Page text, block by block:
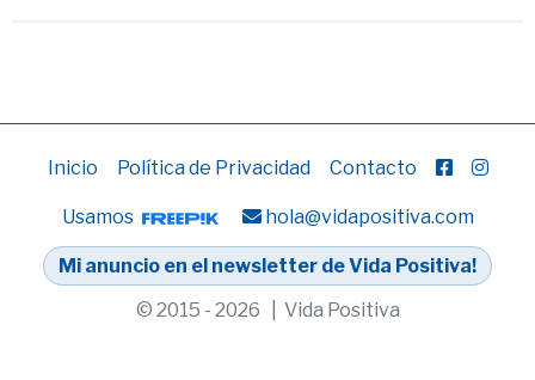
Inicio Política de Privacidad Contacto
Usamos hola@vidapositiva.com
Mi anuncio en el newsletter de Vida Positiva!
© 2015 - 2026 | Vida Positiva